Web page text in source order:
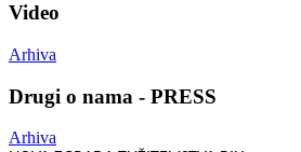
Video
Arhiva
Drugi o nama - PRESS
Arhiva